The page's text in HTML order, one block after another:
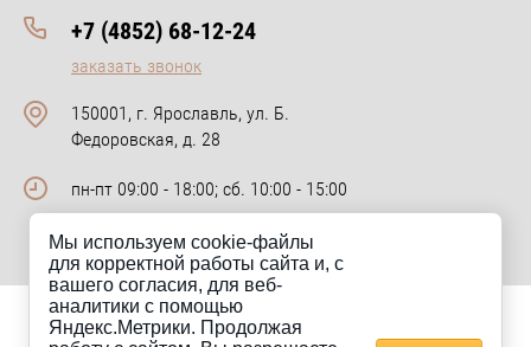
+7 (4852) 68-12-24
заказать звонок
150001, г. Ярославль, ул. Б.
Федоровская, д. 28
пн-пт 09:00 - 18:00; сб. 10:00 - 15:00
Сайт km-keramik.ru носит исключительно информационный
Мы используем cookie-файлы
для корректной работы сайта и, с
вашего согласия, для веб-
аналитики с помощью
Яндекс.Метрики. Продолжая